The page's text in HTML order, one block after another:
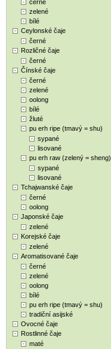
černé
zelené
bílé
Ceylonské čaje
černé
Rozličné čaje
černé
Čínské čaje
černé
zelené
oolong
bílé
žluté
pu erh ripe (tmavý = shu)
sypané
lisované
pu erh raw (zelený = sheng)
sypané
lisované
Tchajwanské čaje
černé
oolong
Japonské čaje
zelené
Korejské čaje
zelené
Aromatisované čaje
černé
zelené
oolong
bílé
pu erh ripe (tmavý = shu)
tradiční asijské
Ovocné čaje
Rostlinné čaje
maté